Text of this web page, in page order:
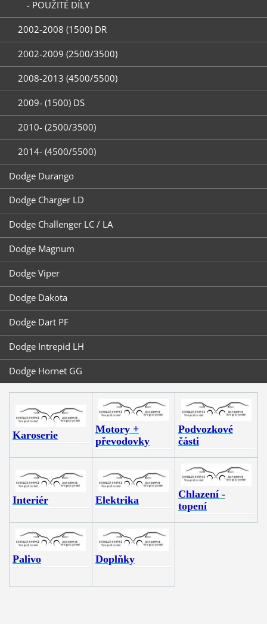
- POUŽITÉ DÍLY
2002-2008 (1500) DR
2002-2009 (2500/3500)
2008-2013 (4500/5500)
2009- (1500) DS
2010- (2500/3500)
2014- (4500/5500)
Dodge Durango
Dodge Charger LD
Dodge Challenger LC / LA
Dodge Magnum
Dodge Viper
Dodge Dakota
Dodge Dart PF
Dodge Intrepid LH
Dodge Hornet GG
Karoserie
Motory +
převodovky
Podvozkové
části
Interiér Elektrika
Chlazení -
topení
Palivo Doplňky